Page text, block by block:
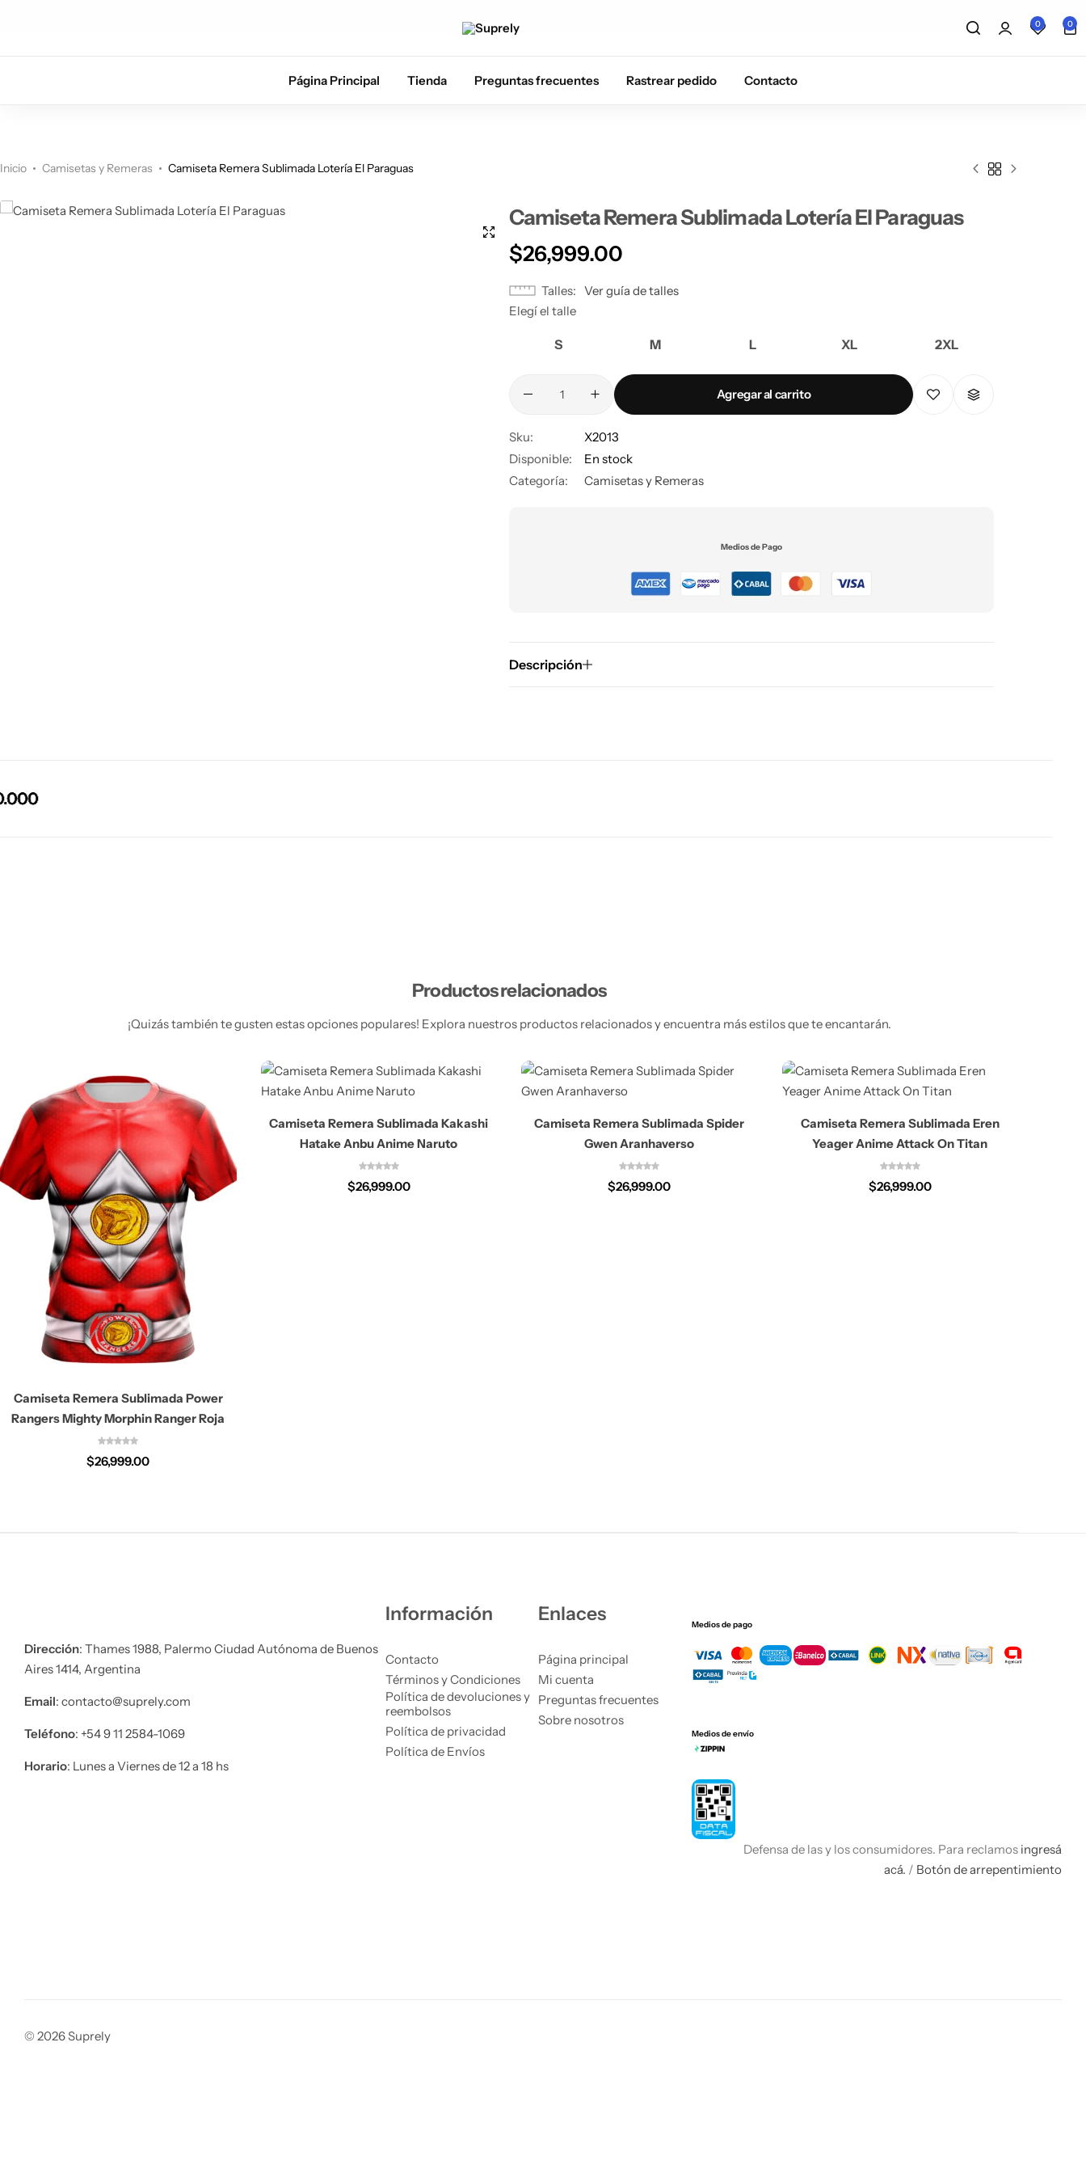
0 0
Página Principal Tienda Preguntas frecuentes Rastrear pedido Contacto
Inicio Camisetas y Remeras Camiseta Remera Sublimada Lotería El Paraguas
Camiseta Remera Sublimada Lotería El Paraguas
$26,999.00
Talles
Ver guía de talles
Elegí el talle
S M L XL 2XL
Agregar al carrito
Sku:
X2013
Disponible:
En stock
Categoría:
Camisetas y Remeras
Medios de Pago
Descripción
Productos relacionados
¡Quizás también te gusten estas opciones populares! Explora nuestros productos relacionados y encuentra más estilos que te encantarán.
Camiseta Remera Sublimada Power
Rangers Mighty Morphin Ranger Roja
$26,999.00
Camiseta Remera Sublimada Kakashi
Hatake Anbu Anime Naruto
$26,999.00
Camiseta Remera Sublimada Spider
Gwen Aranhaverso
$26,999.00
Camiseta Remera Sublimada Eren
Yeager Anime Attack On Titan
$26,999.00
Dirección: Thames 1988, Palermo Ciudad Autónoma de Buenos
Aires 1414, Argentina
Email: contacto@suprely.com
Teléfono​: +54 9 11 2584-1069
Horario: Lunes a Viernes de 12 a 18 hs
Información
Contacto
Términos y Condiciones
Política de devoluciones y
reembolsos
Política de privacidad
Política de Envíos
Enlaces
Página principal
Mi cuenta
Preguntas frecuentes
Sobre nosotros
Medios de pago
Medios de envío
Defensa de las y los consumidores. Para reclamos ingresá
acá. / Botón de arrepentimiento
© 2026 Suprely